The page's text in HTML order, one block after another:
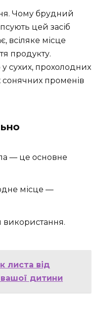
Чому брудний
цей засіб
всіляке місце
продукту.
у сухих, прохолодних
сонячних променів
— це основне
місце —
використання.
листа від
дитини